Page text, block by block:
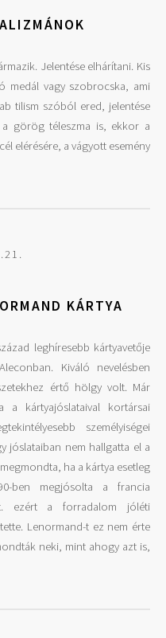
Jelentése elhárítani. Kis
medál vagy szobrocska, ami
tilism szóból ered, jelentése
görög téleszma is, ekkor a
elérésére, a vágyott esemény
KÁRTYA
leghíresebb kártyavetője
Kiváló nevelésben
értő hölgy volt. Már
a kártyajóslataival kortársai
személyiségei
jóslataiban nem hallgatta el a
ha a kártya esetleg
ben megjósolta a francia
ezért a forradalom jóléti
Lenormand-t ez nem érte
neki, mint ahogy azt is,